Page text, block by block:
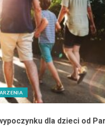
dla dzieci od